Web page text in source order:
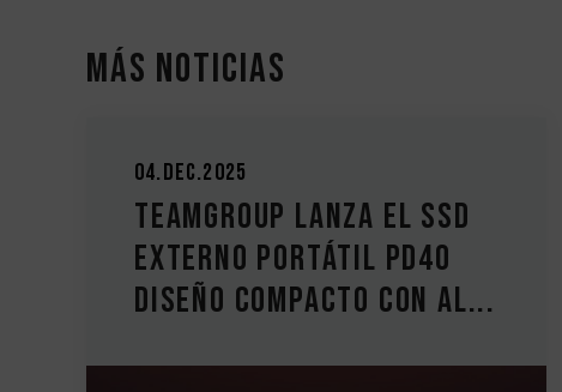
Más noticias
04.Dec.2025
TEAMGROUP lanza el SSD
externo portátil PD40
Diseño compacto con al...